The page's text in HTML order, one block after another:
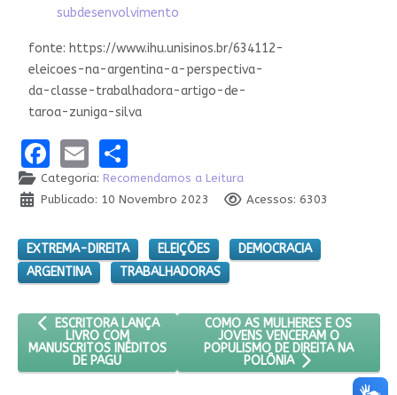
subdesenvolvimento
fonte: https://www.ihu.unisinos.br/634112-
eleicoes-na-argentina-a-perspectiva-
da-classe-trabalhadora-artigo-de-
taroa-zuniga-silva
Facebook
EmailShare
Categoria: Recomendamos a Leitura
Publicado: 10 Novembro 2023
Acessos: 6303
EXTREMA-DIREITA ELEIÇÕES
DEMOCRACIA
ARGENTINA
TRABALHADORAS
ARTIGO ANTERIOR: ESCRITORA LANÇA LIVRO COM
ESCRITORA LANÇA
LIVRO COM
MANUSCRITOS INÉDITOS
DE PAGU
PRÓXIMO ARTIGO: COMO AS
COMO AS MULHERES E OS
JOVENS VENCERAM O
POPULISMO DE DIREITA NA
POLÔNIA